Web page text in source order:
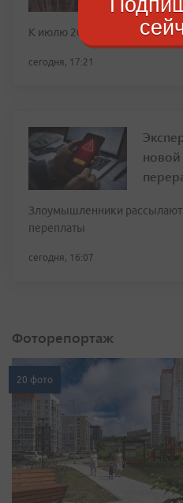
К июлю 2026 года выплаты
сегодня, 17:21
Злоумышленники рассылают
переплаты
сегодня, 16:07
Фоторепортаж
20 фото